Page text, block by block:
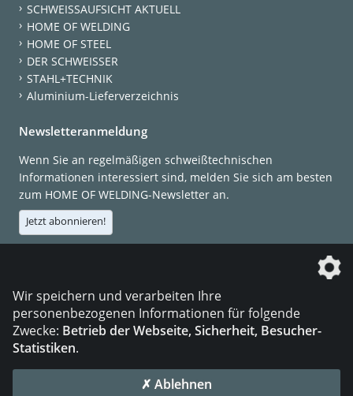
SCHWEISSAUFSICHT AKTUELL
HOME OF WELDING
HOME OF STEEL
DER SCHWEISSER
STAHL+TECHNIK
Aluminium-Lieferverzeichnis
Newsletteranmeldung
Wenn Sie an regelmäßigen schweißtechnischen
Informationen interessiert sind, melden Sie sich am besten
zum HOME OF WELDING-Newsletter an.
Jetzt abonnieren!
Wir speichern und verarbeiten Ihre
personenbezogenen Informationen für folgende
Zwecke: Betrieb der Webseite, Sicherheit, Besucher-
Statistiken.
✗ Ablehnen